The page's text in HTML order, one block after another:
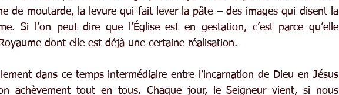
de moutarde, la levure qui fait lever la pâte – des images qui disent la
Si l’on peut dire que l’Église est en gestation, c’est parce qu’elle
dont elle est déjà une certaine réalisation.
dans ce temps intermédiaire entre l’incarnation de Dieu en Jésus
achèvement tout en tous. Chaque jour, le Seigneur vient, si nous